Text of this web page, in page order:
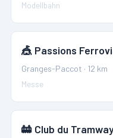
Modellbahn
🎪 Passions
Granges-Paccot · 12 km
Messe
🚋 Club du